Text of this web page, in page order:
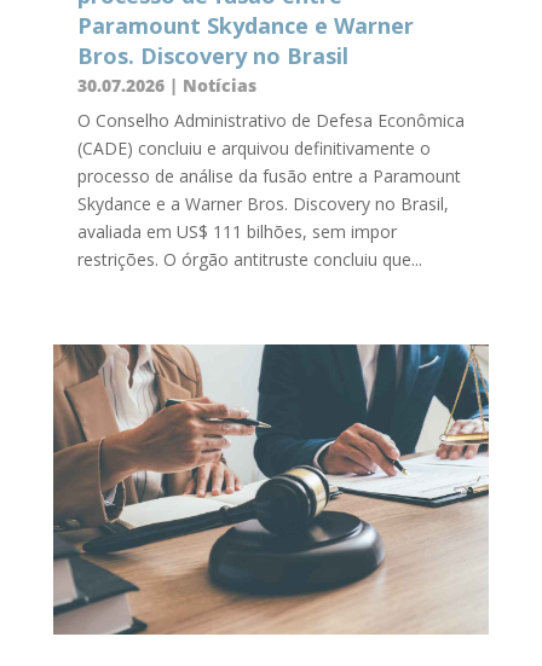
Paramount Skydance e Warner
Bros. Discovery no Brasil
30.07.2026| Notícias
O Conselho Administrativo de Defesa Econômica
(CADE) concluiu e arquivou definitivamente o
processo de análise da fusão entre a Paramount
Skydance e a Warner Bros. Discovery no Brasil,
avaliada em US$ 111 bilhões, sem impor
restrições. O órgão antitruste concluiu que...